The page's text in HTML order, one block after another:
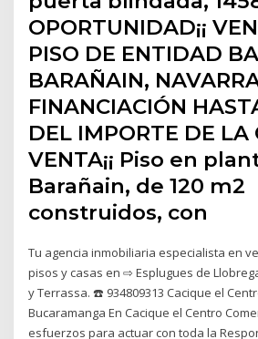
OPORTUNIDAD¡¡
PISO DE ENTIDAD
BARAÑAIN, NAVARRA
FINANCIACIÓN
DEL IMPORTE DE LA
VENTA¡¡ Piso en
Barañain, de 120 m2
construidos, con
Tu agencia inmobiliaria especialista en
pisos y casas en ⇨ Esplugues de
y Terrassa. ☎️ 934809313 Cacique el
Bucaramanga En Cacique el Centro
esfuerzos para actuar con toda la